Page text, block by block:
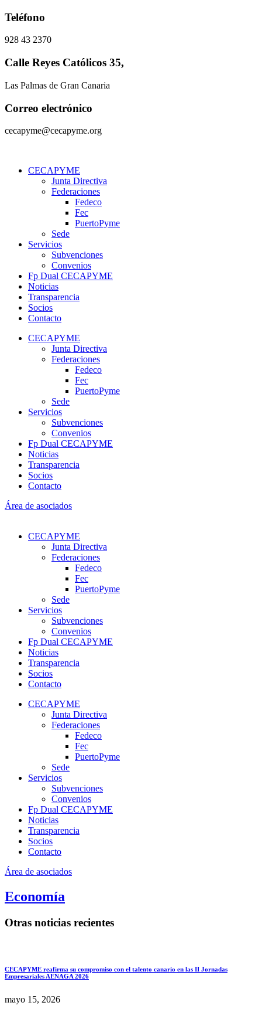
Ir
contenido
Teléfono
928 43 2370
Calle Reyes Católicos 35,
Las Palmas de Gran Canaria
Correo electrónico
cecapyme@cecapyme.org
CECAPYME
Junta Directiva
Federaciones
Fedeco
Fec
PuertoPyme
Sede
Servicios
Subvenciones
Convenios
Fp Dual CECAPYME
Noticias
Transparencia
Socios
Contacto
CECAPYME
Junta Directiva
Federaciones
Fedeco
Fec
PuertoPyme
Sede
Servicios
Subvenciones
Convenios
Fp Dual CECAPYME
Noticias
Transparencia
Socios
Contacto
Área de asociados
CECAPYME
Junta Directiva
Federaciones
Fedeco
Fec
PuertoPyme
Sede
Servicios
Subvenciones
Convenios
Fp Dual CECAPYME
Noticias
Transparencia
Socios
Contacto
CECAPYME
Junta Directiva
Federaciones
Fedeco
Fec
PuertoPyme
Sede
Servicios
Subvenciones
Convenios
Fp Dual CECAPYME
Noticias
Transparencia
Socios
Contacto
Área de asociados
Economía
Otras noticias recientes
CECAPYME reafirma su compromiso con el talento canario en las II Jornadas
Empresariales AENAGA 2026
mayo 15, 2026